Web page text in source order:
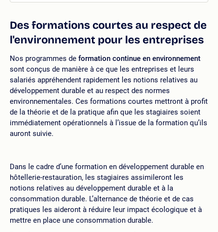
Des formations courtes au respect de
l'environnement pour les entreprises
Nos programmes de formation continue en environnement
sont conçus de manière à ce que les entreprises et leurs
salariés appréhendent rapidement les notions relatives au
développement durable et au respect des normes
environnementales. Ces formations courtes mettront à profit
de la théorie et de la pratique afin que les stagiaires soient
immédiatement opérationnels à l’issue de la formation qu’ils
auront suivie.
Dans le cadre d’une formation en développement durable en
hôtellerie-restauration, les stagiaires assimileront les
notions relatives au développement durable et à la
consommation durable. L’alternance de théorie et de cas
pratiques les aideront à réduire leur impact écologique et à
mettre en place une consommation durable.